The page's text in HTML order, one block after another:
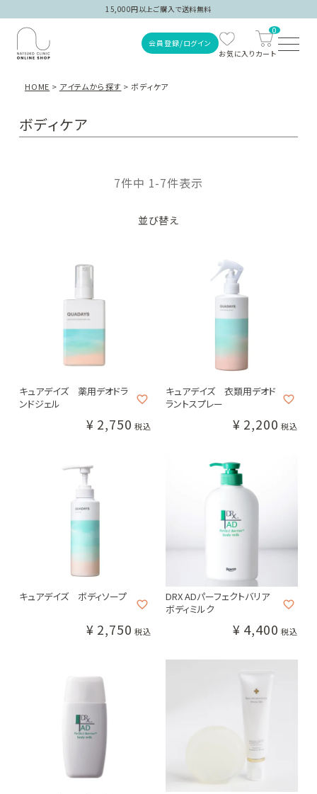
15,000円以上ご購入で送料無料
会員登録/ログイン
0
#クレンジング・洗顔 #乳液・クリーム
#目元・口元ケア
カテゴリー別 メーカー・ブランド別
クレンジング・洗顔
乳液・クリーム
日焼け止め
サプリメント
新着商品
HOME アイテムから探す ボディケア
ボディケア
並び替え
7件中 1-7件表示
キュアデイズ 薬用デオドラ
ンドジェル
¥ 2,750 税込
キュアデイズ 衣類用デオド
ラントスプレー
¥ 2,200 税込
キュアデイズ ボディソープ
¥ 2,750 税込
DRX ADパーフェクトバリア
ボディミルク
¥ 4,400 税込